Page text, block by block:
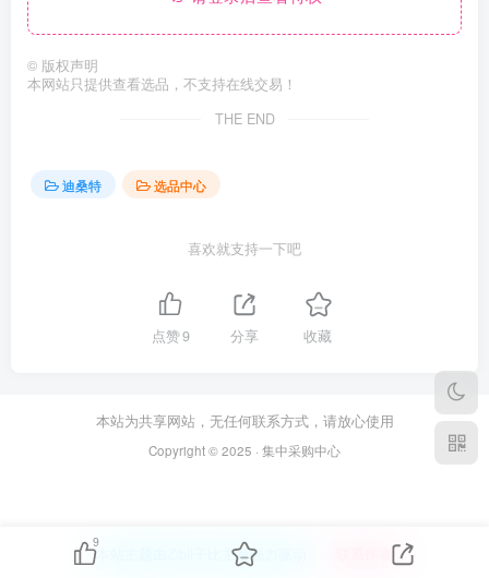
© 版权声明
本网站只提供查看选品，不支持在线交易！
THE END
迪桑特 选品中心
喜欢就支持一下吧
点赞9 分享 收藏
本站为共享网站，无任何联系方式，请放心使用
Copyright © 2025 · 集中采购中心
9
本站主题由Zibll子比主题强力驱动